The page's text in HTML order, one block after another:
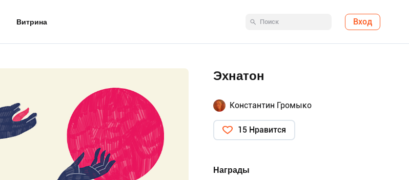
Витрина Вход
Эхнатон
Константин Громыко
15 Нравится
Награды